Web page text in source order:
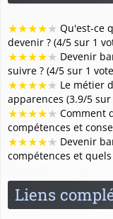
★★★★★ Qu'est-ce
devenir ? (4/5 sur 1
★★★★★ Devenir
suivre ? (4/5 sur 1
★★★★★ Le métier
apparences (3.9/5 sur
★★★★★ Comment
compétences et
★★★★★ Devenir
compétences et
Liens